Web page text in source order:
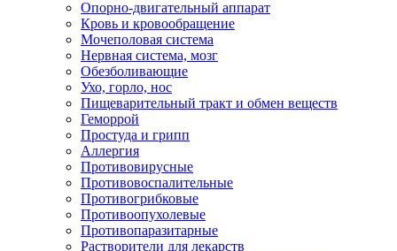
Опорно-двигательный аппарат
Кровь и кровообращение
Мочеполовая система
Нервная система, мозг
Обезболивающие
Ухо, горло, нос
Пищеварительный тракт и обмен веществ
Геморрой
Простуда и грипп
Аллергия
Противовирусные
Противовоспалительные
Противогрибковые
Противоопухолевые
Противопаразитарные
Растворители для лекарств